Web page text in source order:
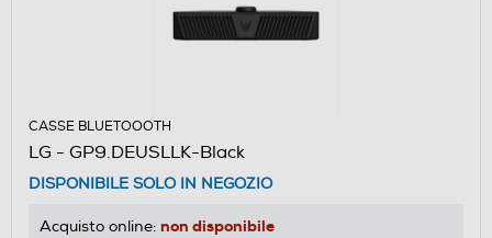
CASSE BLUETOOOTH
LG - GP9.DEUSLLK-Black
DISPONIBILE SOLO IN NEGOZIO
Acquisto online: non disponibile